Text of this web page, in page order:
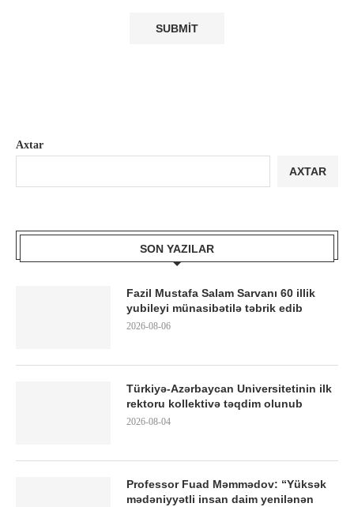
Axtar
AXTAR
SON YAZILAR
Fazil Mustafa Salam Sarvanı 60 illik
yubileyi münasibətilə təbrik edib
2026-08-06
Türkiyə-Azərbaycan Universitetinin ilk
rektoru kollektivə təqdim olunub
2026-08-04
Professor Fuad Məmmədov: “Yüksək
mədəniyyətli insan daim yenilənən